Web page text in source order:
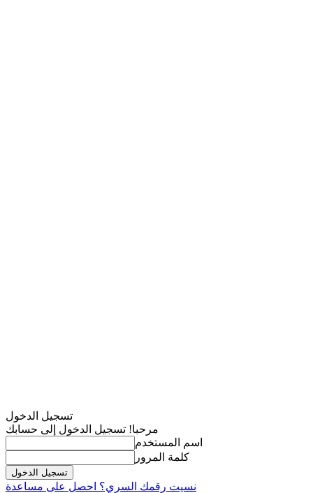
تسجيل الدخول
مرحبا! تسجيل الدخول إلى حسابك
اسم المستخدم
كلمة المرور
نسيت رقمك السري؟ احصل على مساعدة